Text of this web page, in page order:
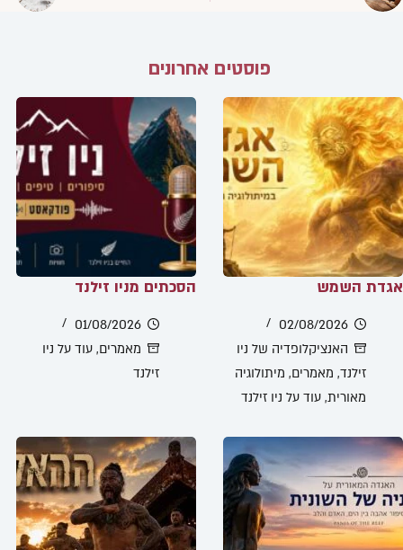
פוסטים אחרונים
אגדת השמש
02/08/2026
האנציקלופדיה של ניו
זילנד, מאמרים, מיתולוגיה
מאורית, עוד על ניו זילנד
הסכתים מניו זילנד
01/08/2026
מאמרים, עוד על ניו
זילנד